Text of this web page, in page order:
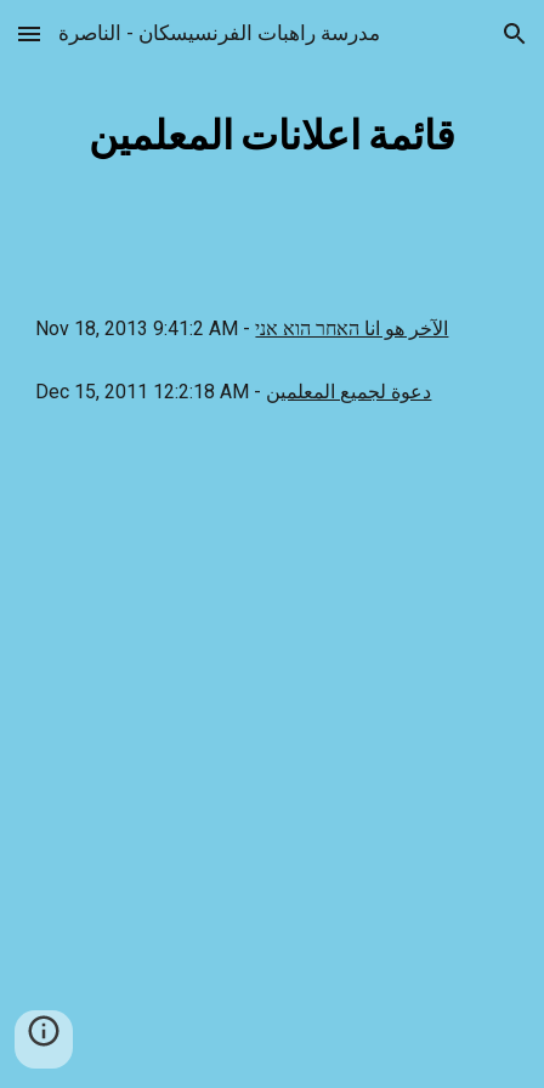
Skip to main content Skip to navigationمدرسة راهبات الفرنسيسكان - الناصرة
قائمة اعلانات المعلمين
الآخر هو انا האחר הוא אני- Nov 18, 2013 9:41:2 AM
دعوة لجميع المعلمين - Dec 15, 2011 12:2:18 AM